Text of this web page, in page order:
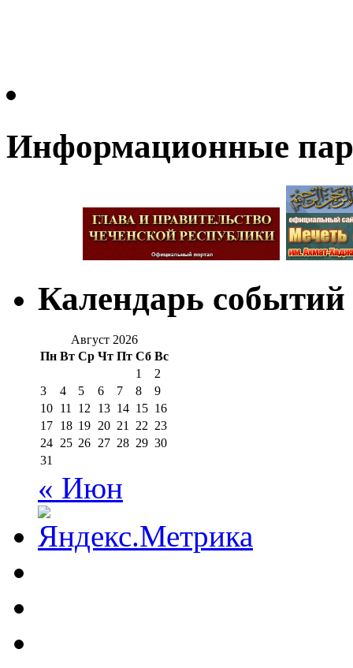
Информационные
Календарь событий
Август 2026
Пн Вт Ср Чт Пт Сб Вс
1
2
3
4 5 6 7 8
9
10 11 12 13 14 15 16
17 18 19 20 21 22 23
24 25 26 27 28 29 30
31
« Июн